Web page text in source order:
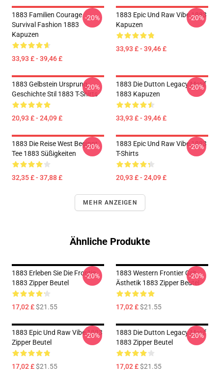
1883 Familien Courage
Survival Fashion 1883
Kapuzen
33,93 £ - 39,46 £
-20%
1883 Epic Und Raw Vibe 1883
Kapuzen
33,93 £ - 39,46 £
-20%
1883 Gelbstein Ursprung
Geschichte Stil 1883 T-Shirts
20,93 £ - 24,09 £
-20%
1883 Die Dutton Legacy Motif
1883 Kapuzen
33,93 £ - 39,46 £
-20%
1883 Die Reise West Beginnt
Tee 1883 Süßigkeiten
32,35 £ - 37,88 £
-20%
1883 Epic Und Raw Vibe 1883
T-Shirts
20,93 £ - 24,09 £
-20%
MEHR ANZEIGEN
Ähnliche Produkte
1883 Erleben Sie Die Frontie
1883 Zipper Beutel
17,02 £$21.55
-20%
1883 Western Frontier Grit
Ästhetik 1883 Zipper Beutel
17,02 £$21.55
-20%
1883 Epic Und Raw Vibe 1883
Zipper Beutel
17,02 £$21.55
-20%
1883 Die Dutton Legacy Motif
1883 Zipper Beutel
17,02 £$21.55
-20%